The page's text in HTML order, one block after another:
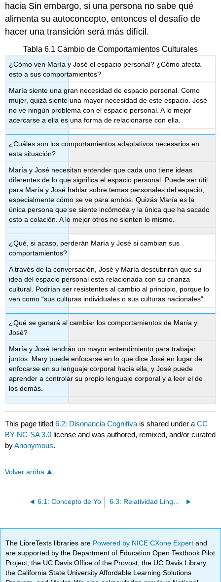
hacia Sin embargo, si una persona no sabe qué
alimenta su autoconcepto, entonces el desafío de
hacer una transición será más difícil.
Tabla 6.1 Cambio de Comportamientos Culturales
¿Cómo ven María y José el espacio personal? ¿Cómo afecta
esto a sus comportamientos?
María siente una gran necesidad de espacio personal. Como
mujer, quizá siente una mayor necesidad de este espacio. José
no ve ningún problema con el espacio personal. A lo mejor
acercarse a ella es una forma de relacionarse con ella.
¿Cuáles son los comportamientos adaptativos necesarios en
esta situación?
María y José necesitan entender que cada uno tiene ideas
diferentes de lo que significa el espacio personal. Puede ser útil
para María y José hablar sobre temas personales del espacio,
especialmente cómo se ve para ambos. Quizás María es la
única persona que se siente incómoda y la única que ha sacado
esto a colación. A lo mejor otros no sienten lo mismo.
¿Qué, si acaso, perderán María y José si cambian sus
comportamientos?
A través de la conversación, José y María descubrirán que su
idea del espacio personal está relacionada con su crianza
cultural. Podrían ser resistentes al cambio al principio, porque lo
ven como “sus culturas individuales o sus culturas nacionales”.
¿Qué se ganará al cambiar los comportamientos de María y
José?
María y José tendrán un mayor entendimiento para trabajar
juntos. Mary puede enfocarse en lo que dice José en lugar de
enfocarse en su lenguaje corporal hacia ella, y José puede
aprender a controlar su propio lenguaje corporal y a leer el de
los demás.
This page titled6.2: Disonancia Cognitiva is shared under aCC
BY-NC-SA 3.0 license and was authored, remixed, and/or curated
byAnonymous.
Volver arriba
6.1: Concepto de Yo
The LibreTexts libraries are Powered by NICE CXone Expertand
are supported by the Department of Education Open Textbook Pilot
Project, the UC Davis Office of the Provost, the UC Davis Library,
the California State University Affordable Learning Solutions